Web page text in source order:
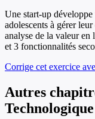
Une start-up
adolescents à gérer
analyse de la valeur en
et 3 fonctionnalités
Corrige cet exercice
Autres
Technologique